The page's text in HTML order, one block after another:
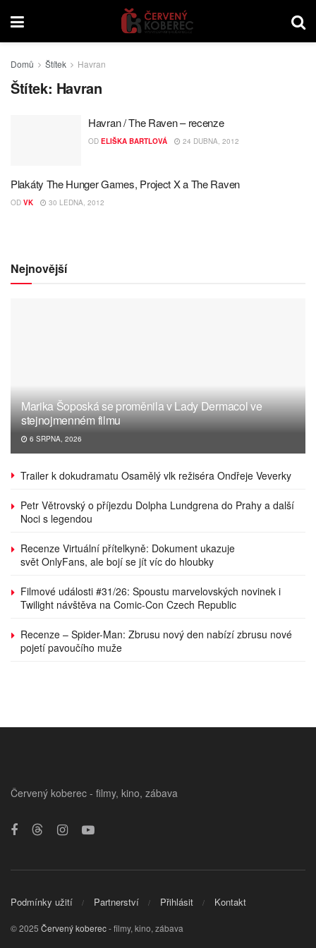
Domů Štítek Havran
Štítek: Havran
Havran / The Raven – recenze
OD ELIŠKA BARTLOVÁ 24 DUBNA, 2012
Plakáty The Hunger Games, Project X a The Raven
OD VK 30 LEDNA, 2012
Nejnovější
Marika Šoposká se proměnila v Lady Dermacol ve
stejnojmenném filmu
6 SRPNA, 2026
Trailer k dokudramatu Osamělý vlk režiséra Ondřeje Veverky
Petr Větrovský o příjezdu Dolpha Lundgrena do Prahy a další
Noci s legendou
Recenze Virtuální přítelkyně: Dokument ukazuje
svět OnlyFans, ale bojí se jít víc do hloubky
Filmové události #31/26: Spoustu marvelovských novinek i
Twilight návštěva na Comic-Con Czech Republic
Recenze – Spider-Man: Zbrusu nový den nabízí zbrusu nové
pojetí pavoučího muže
Červený koberec - filmy, kino, zábava
Podmínky užití Partnerství Přihlásit Kontakt
© 2025 Červený koberec- filmy, kino, zábava